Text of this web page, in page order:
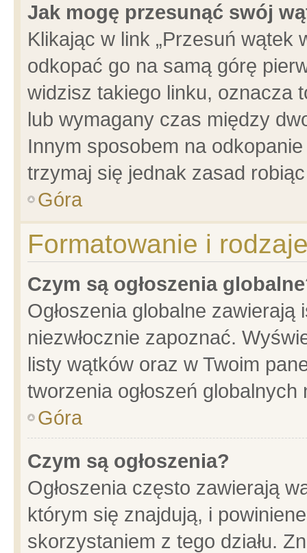
Jak mogę przesunąć swój
Klikając w link „Przesuń wątek
odkopać go na samą górę
widzisz takiego linku, oznacza
lub wymagany czas między
Innym sposobem na
trzymaj się jednak zasad
Góra
Formatowanie i
Czym są ogłoszenia
Ogłoszenia globalne
niezwłocznie zapoznać.
listy wątków oraz w Twoim
tworzenia ogłoszeń
Góra
Czym są ogłoszenia?
Ogłoszenia często zawierają
którym się znajdują, i
skorzystaniem z tego działu.